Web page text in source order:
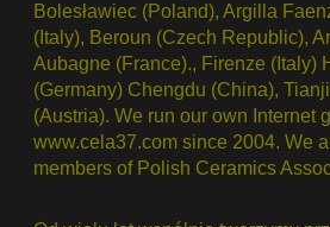
Bolesławiec (Poland), Argilla
(Italy), Beroun (Czech Republic),
Aubagne (France)., Firenze (Italy)
(Germany) Chengdu (China),
(Austria). We run our own Internet
www.cela37.com since 2004. We
members of Polish Ceramics